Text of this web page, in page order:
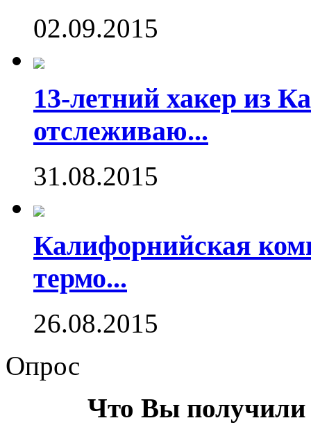
02.09.2015
13-летний хакер из
отслеживаю...
31.08.2015
Калифорнийская
термо...
26.08.2015
Опрос
Что Вы получили